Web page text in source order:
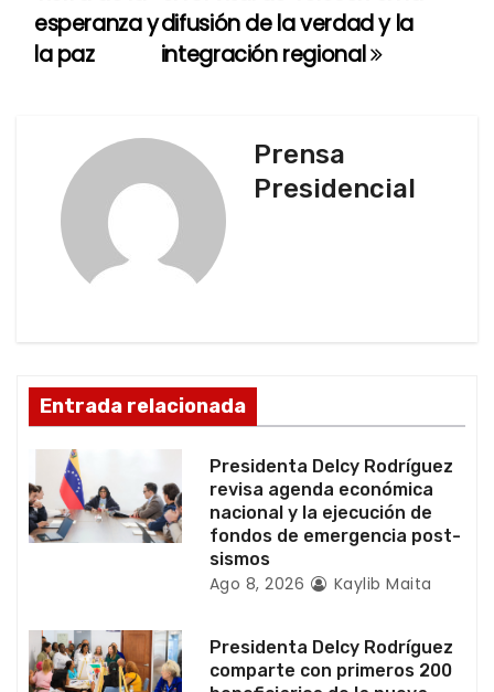
a
v
n
d
e
e
t
r
difusión de la verdad y la
integración regional
esperanza y
la paz
Prensa
Presidencial
Entrada relacionada
Presidenta Delcy Rodríguez
revisa agenda económica
nacional y la ejecución de
fondos de emergencia post-
sismos
Ago 8, 2026 Kaylib Maita
Presidenta Delcy Rodríguez
comparte con primeros 200